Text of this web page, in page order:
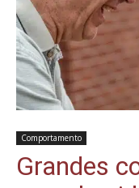
Comportamento
Grandes